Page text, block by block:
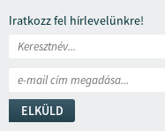
Iratkozz fel hírlevelünkre!
ELKÜLD